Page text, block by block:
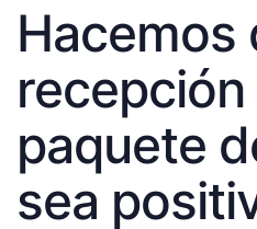
Hacemos
paquete
sea